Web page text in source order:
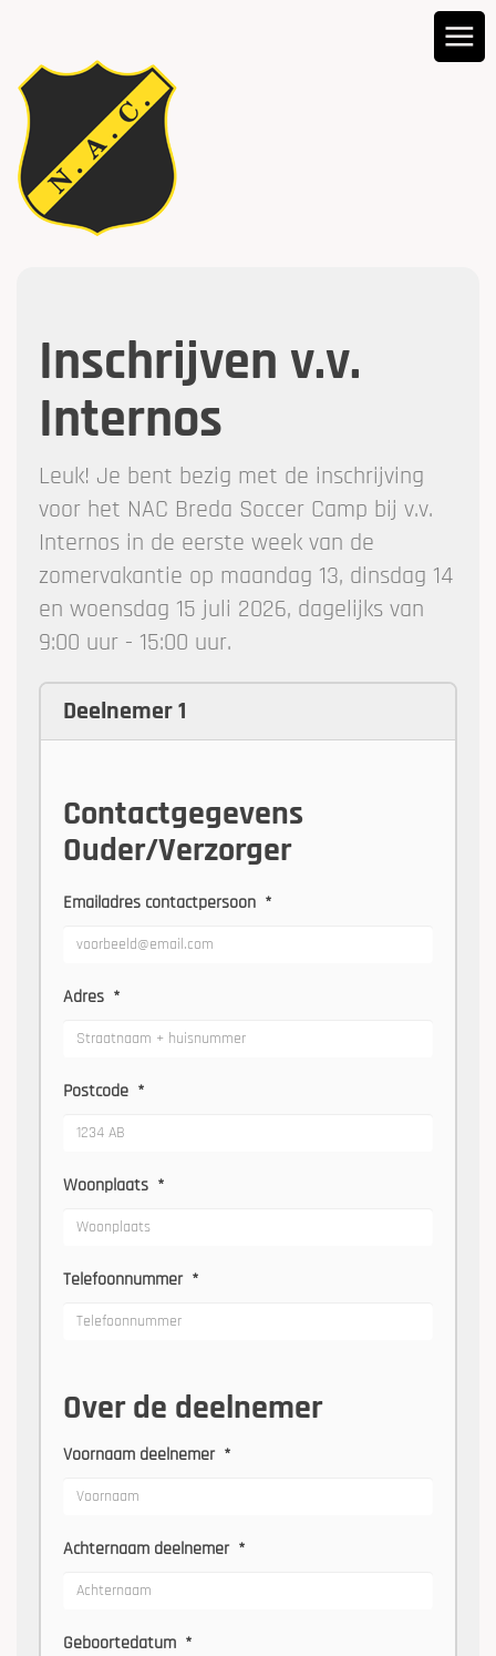
Inschrijven v.v.
Internos
Leuk! Je bent bezig met de inschrijving
voor het NAC Breda Soccer Camp bij v.v.
Internos in de eerste week van de
zomervakantie op maandag 13, dinsdag 14
en woensdag 15 juli 2026, dagelijks van
9:00 uur - 15:00 uur.
Deelnemer 1
Contactgegevens
Ouder/Verzorger
Emailadres contactpersoon *
Adres *
Postcode *
Woonplaats *
Telefoonnummer *
Over de deelnemer
Voornaam deelnemer *
Achternaam deelnemer *
Geboortedatum *